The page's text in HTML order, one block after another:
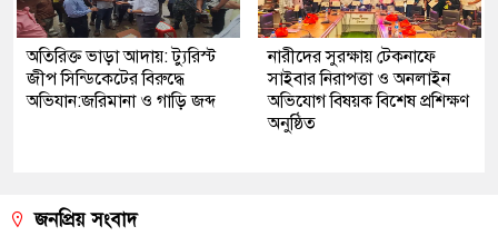
অতিরিক্ত ভাড়া আদায়: ট্যুরিস্ট
জীপ সিন্ডিকেটের বিরুদ্ধে
অভিযান:জরিমানা ও গাড়ি জব্দ
নারীদের সুরক্ষায় টেকনাফে
সাইবার নিরাপত্তা ও অনলাইন
অভিযোগ বিষয়ক বিশেষ প্রশিক্ষণ
অনুষ্ঠিত
জনপ্রিয় সংবাদ